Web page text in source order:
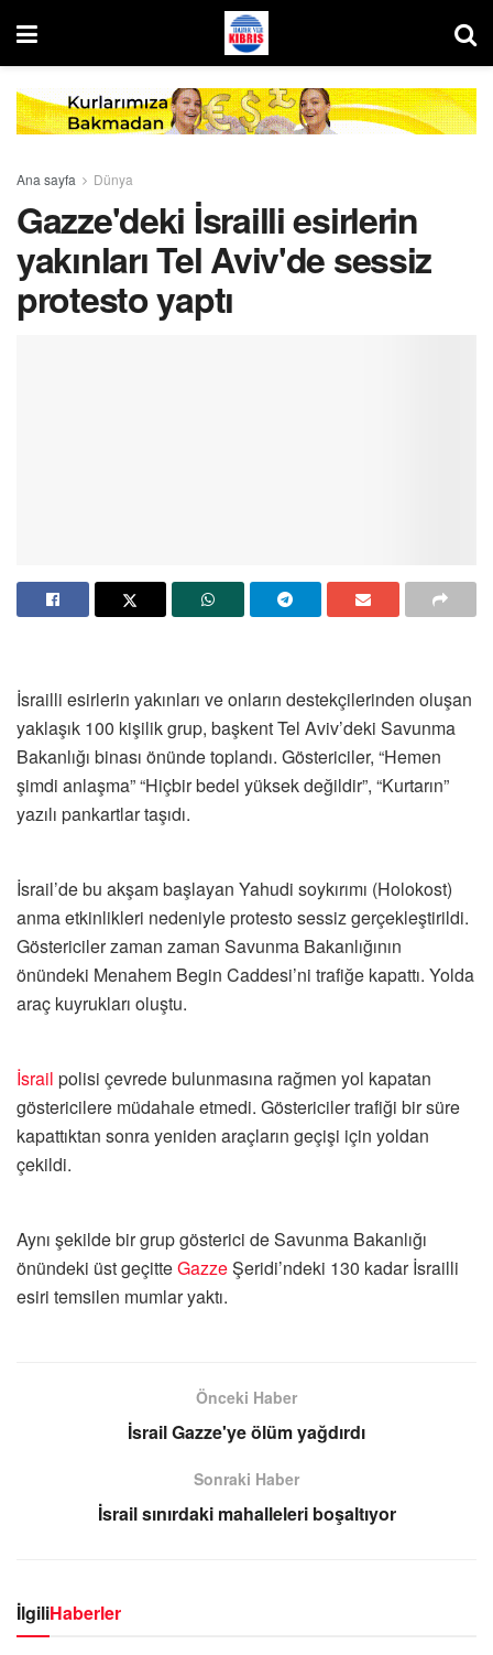
Ana sayfa Dünya
Gazze'deki İsrailli esirlerin
yakınları Tel Aviv'de sessiz
protesto yaptı
İsrailli esirlerin yakınları ve onların destekçilerinden oluşan
yaklaşık 100 kişilik grup, başkent Tel Aviv’deki Savunma
Bakanlığı binası önünde toplandı. Göstericiler, “Hemen
şimdi anlaşma” “Hiçbir bedel yüksek değildir”, “Kurtarın”
yazılı pankartlar taşıdı.
İsrail’de bu akşam başlayan Yahudi soykırımı (Holokost)
anma etkinlikleri nedeniyle protesto sessiz gerçekleştirildi.
Göstericiler zaman zaman Savunma Bakanlığının
önündeki Menahem Begin Caddesi’ni trafiğe kapattı. Yolda
araç kuyrukları oluştu.
İsrail polisi çevrede bulunmasına rağmen yol kapatan
göstericilere müdahale etmedi. Göstericiler trafiği bir süre
kapattıktan sonra yeniden araçların geçişi için yoldan
çekildi.
Aynı şekilde bir grup gösterici de Savunma Bakanlığı
önündeki üst geçitteGazzeŞeridi’ndeki 130 kadar İsrailli
esiri temsilen mumlar yaktı.
Önceki Haber
İsrail Gazze'ye ölüm yağdırdı
Sonraki Haber
İsrail sınırdaki mahalleleri boşaltıyor
İlgiliHaberler